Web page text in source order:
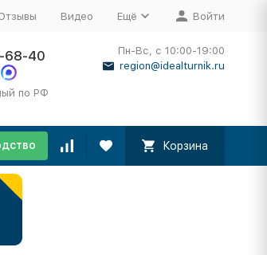
Видео Ещё Войти
68-40
по РФ
Пн-Вс, с 10:00-19:00
region@idealturnik.ru
Корзина